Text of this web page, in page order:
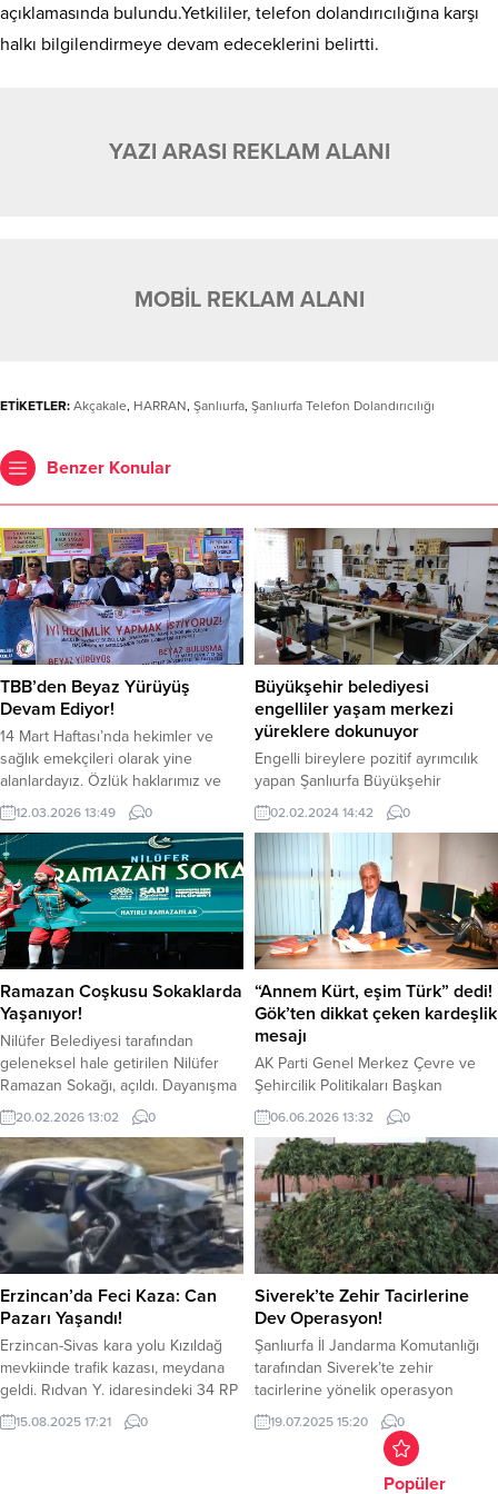
açıklamasında bulundu.Yetkililer, telefon dolandırıcılığına karşı
halkı bilgilendirmeye devam edeceklerini belirtti.
YAZI ARASI REKLAM ALANI
MOBİL REKLAM ALANI
ETİKETLER: Akçakale, HARRAN, Şanlıurfa, Şanlıurfa Telefon Dolandırıcılığı
Benzer Konular
TBB’den Beyaz Yürüyüş
Devam Ediyor!
14 Mart Haftası’nda hekimler ve
sağlık emekçileri olarak yine
alanlardayız. Özlük haklarımız ve
toplum sağlığı için mücadele
etmeye devam ediyoruz. Türk
Tabipleri Birliği Merkez Konseyi
üyeleri ile birlikte ülkenin dört bir
yanından yola çıktık. 14 Mart’ta
Ankara’da buluşmak üzere Beyaz
Yürüyüşümüz başlamıştır. 14 Mart
Tıp Bayramı ne yazık ki bizler...
12.03.2026 13:49 0
Büyükşehir belediyesi
engelliler yaşam merkezi
yüreklere dokunuyor
Engelli bireylere pozitif ayrımcılık
yapan Şanlıurfa Büyükşehir
Belediyesi bünyesindeki Engelliler
Yaşam Merkezi’nde engellilere
yönelik her branşta kurs ve eğitim
veriliyor. Engelliler bu merkezde
meslek öğrenmenin yanı sıra hayatı
daha eğlenceli yaşıyor. Şanlıurfa
Büyükşehir Belediyesi Engelliler
Yaşam Merkezi, kentteki engellilere
yönelik sağlık ve eğitim alanlarında
hizmet veriyor.Şanlıurfa Büyükşehir
Belediye Başkanı Zeynel...
02.02.2024 14:42 0
Ramazan Coşkusu Sokaklarda
Yaşanıyor!
Nilüfer Belediyesi tarafından
geleneksel hale getirilen Nilüfer
Ramazan Sokağı, açıldı. Dayanışma
ve birliktelik ruhunun yaşatıldığı
sokak, ilk günden her yaştan
vatandaşın ilgi odağı oldu. ​Nilüfer
Belediyesi’nin Ramazan ayının
manevi atmosferini sosyal
etkinliklerle buluşturmak amacıyla
kurduğu Nilüfer Ramazan Sokağı,
Nilüfer Belediyesi Halk Evi
önündeki Cumhuriyet Meydanı’nda
ziyarete açıldı. Meydanı dolduran
vatandaşlar,...
20.02.2026 13:02 0
“Annem Kürt, eşim Türk” dedi!
Gök’ten dikkat çeken kardeşlik
mesajı
AK Parti Genel Merkez Çevre ve
Şehircilik Politikaları Başkan
Yardımcısı ve 24. Dönem Şanlıurfa
Milletvekili Doç. Dr. Abdulkerim
Gök, yaptığı açıklamada Türk-Kürt
kardeşliğinin önemine dikkat çekti.
Annesinin Kürt, eşinin ise Türk
olduğunu belirten Gök, her iki
kimliğin de kendisi için büyük bir
değer taşıdığını ifade etti. Toplumda
ayrışmayı körükleyen ve...
06.06.2026 13:32 0
Erzincan’da Feci Kaza: Can
Pazarı Yaşandı!
Erzincan-Sivas kara yolu Kızıldağ
mevkiinde trafik kazası, meydana
geldi. Rıdvan Y. idaresindeki 34 RP
3463 plakalı otomobil ile Hakan
Y.’nin kullandığı 19 BD 617 plakalı
15.08.2025 17:21 0
Siverek’te Zehir Tacirlerine
Dev Operasyon!
Şanlıurfa İl Jandarma Komutanlığı
tarafından Siverek’te zehir
tacirlerine yönelik operasyon
yapıldı. Yapılan operasyonda: 4.900
Gram Amfetamin, 130 Gram Kubar
Esrar, 1.951 Kök Kenevir Bitkisi, 1
Adet Uyuşturucu İçme Aparatı ele
19.07.2025 15:20 0
Popüler